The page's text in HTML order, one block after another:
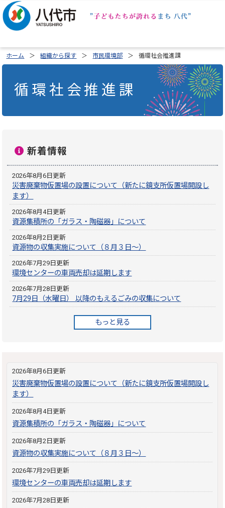
ホーム 組織から探す 市民環境部 循環社会推進課
循環社会推進課
新着情報
2026年8月6日更新
災害廃棄物仮置場の設置について（新たに鏡支所仮置場開設し
ます）
2026年8月4日更新
資源集積所の「ガラス・陶磁器」について
2026年8月2日更新
資源物の収集実施について（８月３日～）
2026年7月29日更新
環境センターの車両売却は延期します
2026年7月28日更新
7月29日（水曜日） 以降のもえるごみの収集について
もっと見る
2026年8月6日更新
災害廃棄物仮置場の設置について（新たに鏡支所仮置場開設し
ます）
2026年8月4日更新
資源集積所の「ガラス・陶磁器」について
2026年8月2日更新
資源物の収集実施について（８月３日～）
2026年7月29日更新
環境センターの車両売却は延期します
2026年7月28日更新